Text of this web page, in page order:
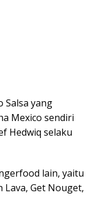
Salsa yang
Mexico sendiri
Hedwiq selaku
lain, yaitu
Lava, Get Nouget,